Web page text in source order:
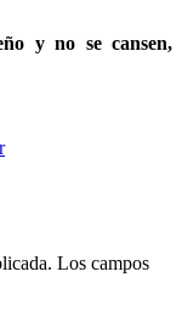
y no se cansen,
Los campos